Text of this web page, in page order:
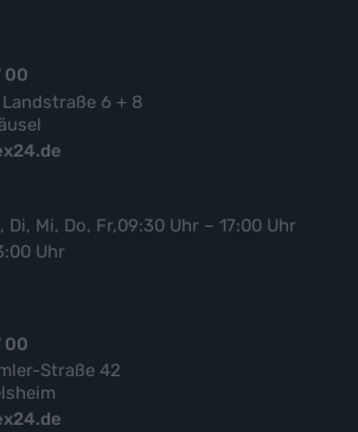
00
6 + 8
Di, Mi, Do, Fr,09:30 Uhr – 17:00 Uhr
Uhr
00
Straße 42